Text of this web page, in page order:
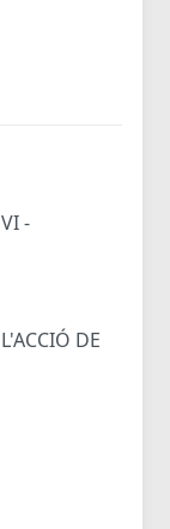
-
DE